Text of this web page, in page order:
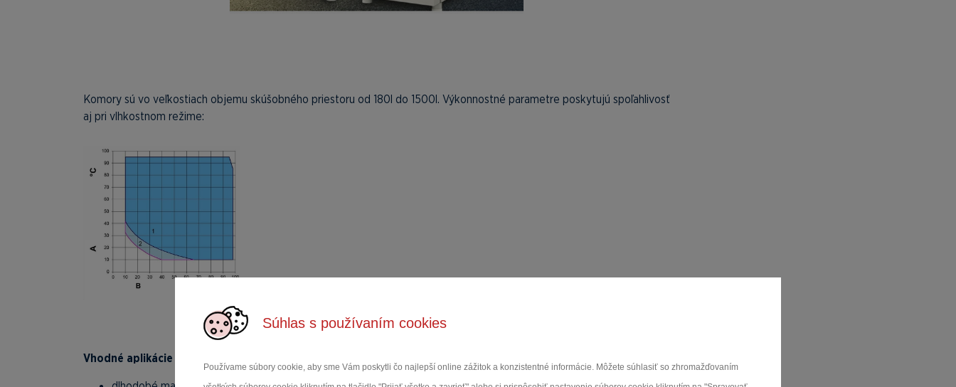
Súhlas s používaním cookies
Používame súbory cookie, aby sme Vám poskytli čo najlepší online zážitok a konzistentné informácie. Môžete súhlasiť so zhromažďovaním
Komory sú vo veľkostiach objemu skúšobného priestoru od 180l do 1500l. Výkonnostné parametre poskytujú spoľahlivosť
aj pri vlhkostnom režime:
Vhodné aplikácie